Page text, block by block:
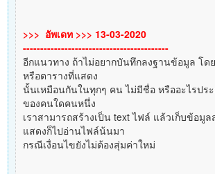
>>> อัพเดท >>> 13-03-2020
------------------------------------------
อีกแนวทาง ถ้าไม่อยากบันทึกลงฐานข้อมูล โ
หรือตารางที่แสดง
นั้นเหมือนกันในทุกๆ คน ไม่มีชื่อ หรืออะไรปร
ของคนใดคนหนึ่ง
เราสามารถสร้างเป็น text ไฟล์ แล้วเก็บข้อมู
แสดงก็ไปอ่านไฟล์น้นมา
กรณีเงื่อนไขยังไม่ต้องสุ่มค่าใหม่